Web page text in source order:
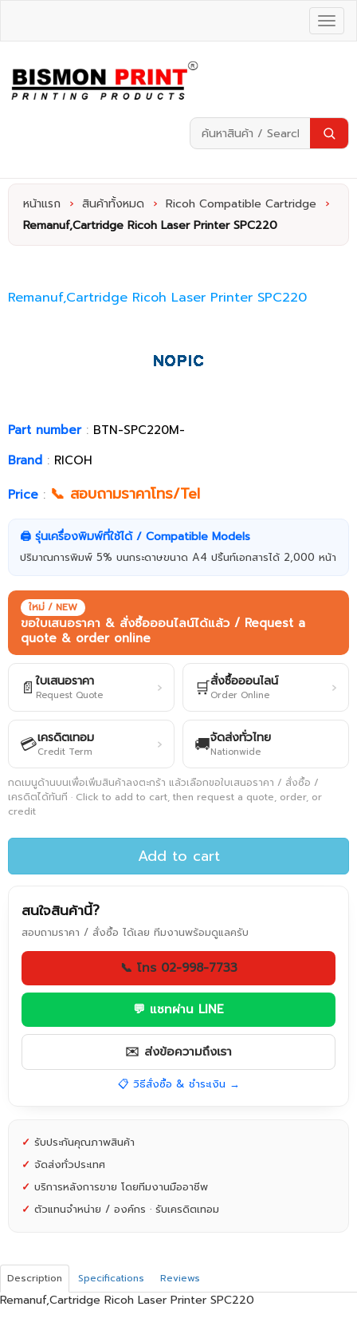
หน้าแรก › สินค้าทั้งหมด › Ricoh Compatible Cartridge
›
Remanuf,Cartridge Ricoh Laser Printer SPC220
Remanuf,Cartridge Ricoh Laser Printer SPC220
Part number: BTN-SPC220M-
Brand : RICOH
Price : 📞 สอบถามราคาโทร/Tel
🖨️ รุ่นเครื่องพิมพ์ที่ใช้ได้ / Compatible Models
ปริมาณการพิมพ์ 5% บนกระดาษขนาด A4 ปริ้นท์เอกสารได้ 2,000 หน้า
ใหม่ / NEW
ขอใบเสนอราคา & สั่งซื้อออนไลน์ได้แล้ว / Request a
quote & order online
📄 ใบเสนอราคา
Request Quote › 🛒สั่งซื้อออนไลน์
Order Online ›
💳เครดิตเทอม
Credit Term › 🚚จัดส่งทั่วไทย
Nationwide
กดเมนูด้านบนเพื่อเพิ่มสินค้าลงตะกร้า แล้วเลือกขอใบเสนอราคา / สั่งซื้อ /
เครดิตได้ทันที · Click to add to cart, then request a quote, order, or
credit
Add to cart
สนใจสินค้านี้?
สอบถามราคา / สั่งซื้อ ได้เลย ทีมงานพร้อมดูแลครับ
📞 โทร 02-998-7733
💬 แชทผ่าน LINE
✉️ ส่งข้อความถึงเรา
📋 วิธีสั่งซื้อ & ชำระเงิน →
✓ รับประกันคุณภาพสินค้า
✓ จัดส่งทั่วประเทศ
✓ บริการหลังการขาย โดยทีมงานมืออาชีพ
✓ ตัวแทนจำหน่าย / องค์กร · รับเครดิตเทอม
Description Specifications Reviews
Remanuf,Cartridge Ricoh Laser Printer SPC220